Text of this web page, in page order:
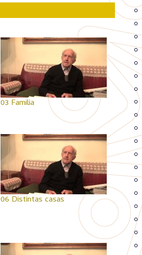
03 Familia
06 Distintas casas